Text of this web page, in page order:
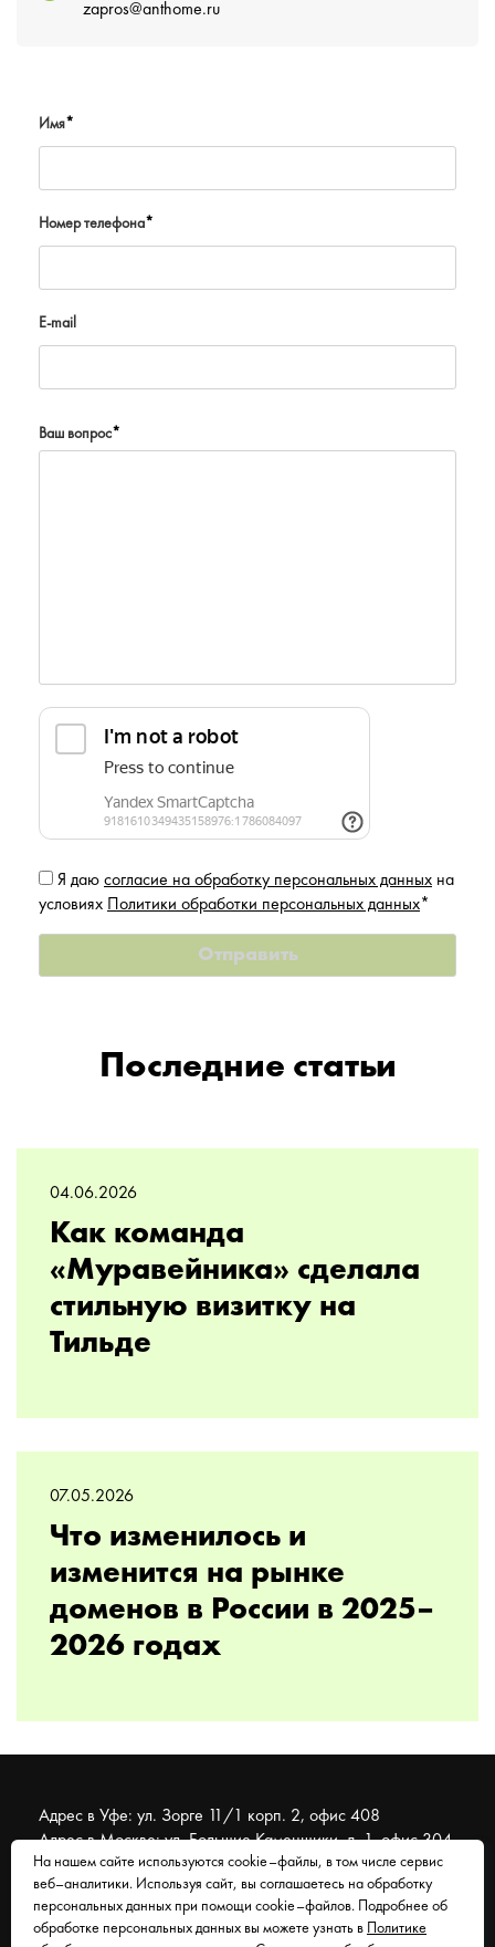
zapros@anthome.ru
Имя*
Номер телефона*
E-mail
Ваш вопрос*
Я даю согласие на обработку персональных данных на
условиях Политики обработки персональных данных*
Последние статьи
04.06.2026
Как команда
«Муравейника» сделала
стильную визитку на
Тильде
07.05.2026
Что изменилось и
изменится на рынке
доменов в России в 2025–
2026 годах
Адрес в Уфе: ул. Зорге 11/1 корп. 2, офис 408
Адрес в Москве: ул. Большие Каменщики, д. 1, офис 304
© 2007 - 2026 Муравейник. SEO-продвижение, реклама,
сайты. Находимся в Уфе, работаем со всем миром.
На нашем сайте используются cookie–файлы, в том числе сервис
веб–аналитики. Используя сайт, вы соглашаетесь на обработку
персональных данных при помощи cookie–файлов. Подробнее об
обработке персональных данных вы можете узнать в
Политике